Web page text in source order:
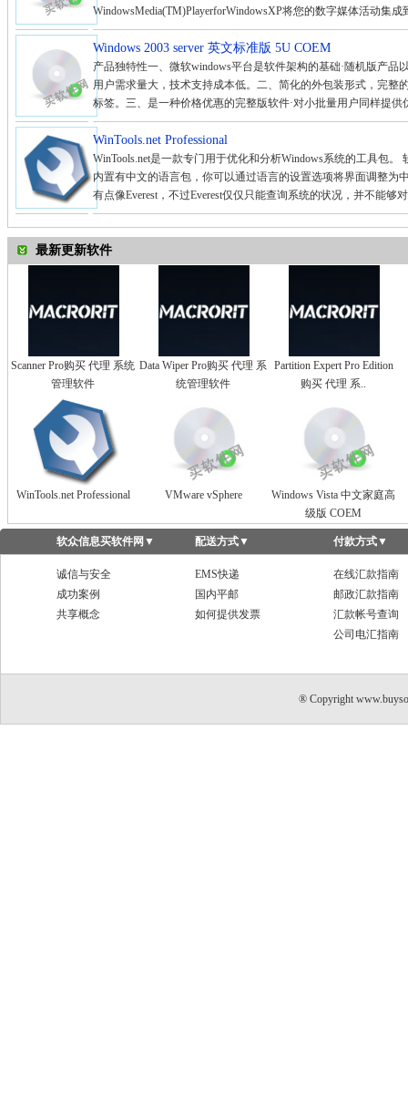
WindowsMedia(TM)PlayerforWindowsXP将您的数字媒体活动集成
Windows 2003 server 英文标准版 5U COEM
产品独特性一、微软windows平台是软件架构的基础·随机版产品
用户需求量大，技术支持成本低。二、简化的外包装形式，完整
标签。三、是一种价格优惠的完整版软件·对小批量用户同样提
WinTools.net Professional
WinTools.net是一款专门用于优化和分析Windows系统的工具包
内置有中文的语言包，你可以通过语言的设置选项将界面调整为
有点像Everest，不过Everest仅仅只能查询系统的状况，并不能够
最新更新软件
Scanner Pro购买 代理 系统
管理软件
Data Wiper Pro购买 代理 系
统管理软件
Partition Expert Pro Edition
购买 代理 系..
WinTools.net Professional VMware vSphere
Windows Vista 中文家庭高
级版 COEM
软众信息买软件网 ▼ 配送方式▼ 付款方式▼
诚信与安全 EMS快递
在线汇款指南
成功案例
国内平邮
邮政汇款指南
共享概念
如何提供发票
汇款帐号查询
公司电汇指南
® Copyright